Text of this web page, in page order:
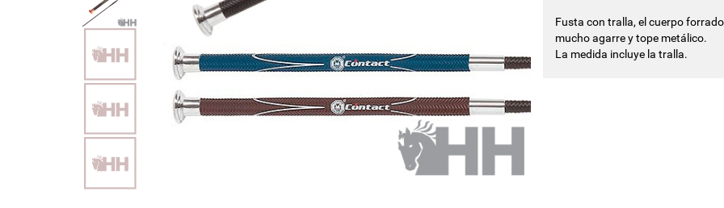
Fusta con tralla, el cuerpo
mucho agarre y tope metálico.
La medida incluye la tralla.